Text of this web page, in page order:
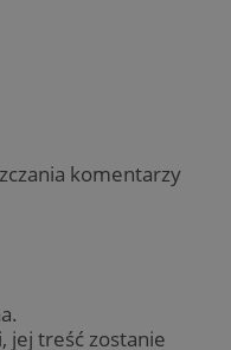
komentarzy
jej treść zostanie